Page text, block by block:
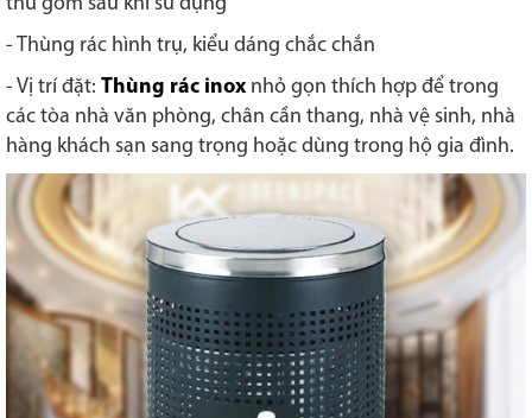
- Thùng rác hình trụ, kiểu dáng chắc chắn
- Vị trí đặt: Thùng rác inox nhỏ gọn thích hợp để trong
các tòa nhà văn phòng, chân cần thang, nhà vệ sinh, nhà
hàng khách sạn sang trọng hoặc dùng trong hộ gia đình.